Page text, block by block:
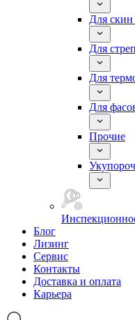
Для скин
Для
Для
Для
Прочие
Блог
Лизинг
Сервис
Контакты
Доставка и оплата
Карьера